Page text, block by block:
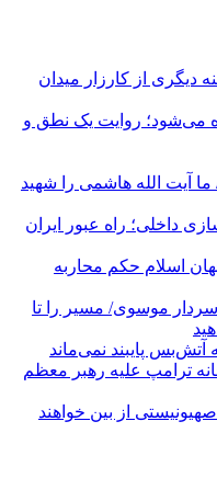
دیگری از کارزار میدان
می‌شود؛ روایت یک نطق و
آیت الله هاشمی را شهید
داخلی؛ راه عبور ایران
جهان اسلام حکم محاربه
سردار موسوی/ مسیر را تا
آتش‌بس پایبند نمی‌ماند
ترامپ علیه رهبر معظم
از بین خواهند